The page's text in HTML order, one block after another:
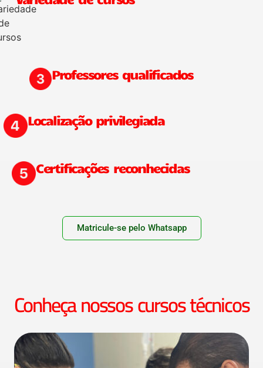
Professores qualificados
Localização privilegiada
Certificações reconhecidas
Matricule-se pelo Whatsapp
Conheça nossos cursos técnicos